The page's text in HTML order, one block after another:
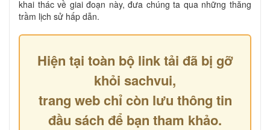
khai thác về giai đoạn này, đưa chúng ta qua những thăng
trầm lịch sử hấp dẫn.
Hiện tại toàn bộ link tải đã bị gỡ
khỏi sachvui,
trang web chỉ còn lưu thông tin
đầu sách để bạn tham khảo.